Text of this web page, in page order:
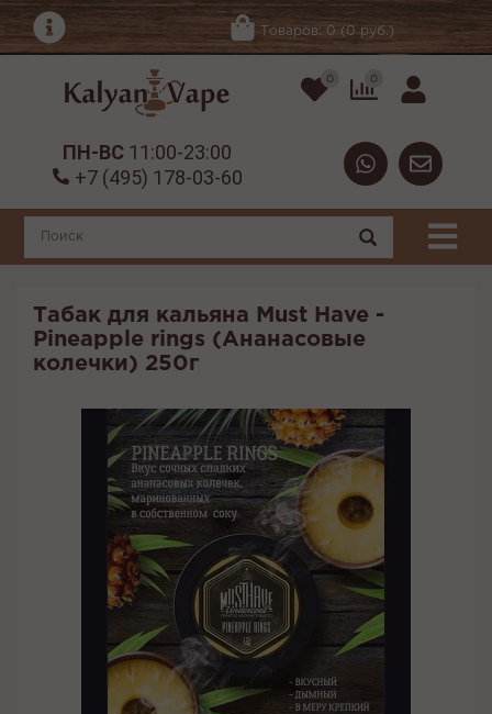
Товаров: 0 (0 руб.)
0 0
ПН-ВС 11:00-23:00
+7 (495) 178-03-60
Табак для кальяна Must Have -
Pineapple rings (Ананасовые
колечки) 250г